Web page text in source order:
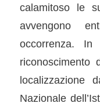
calamitoso le
avvengono
occorrenza.
riconoscimento
localizzazione
Nazionale